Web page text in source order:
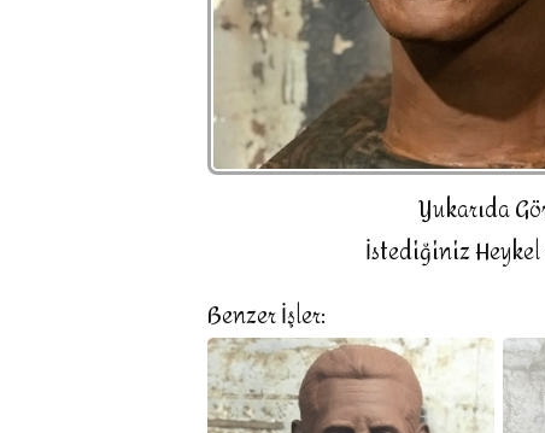
Yukarıda
İstediğiniz
Benzer İşler: